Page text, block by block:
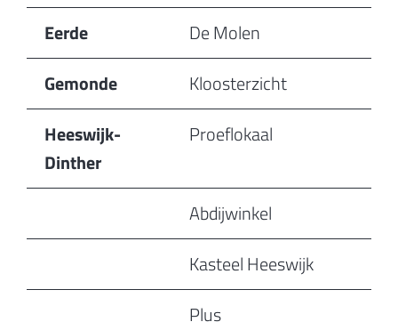
Eerde
De Molen
Gemonde
Kloosterzicht
Heeswijk-
Dinther
Proeflokaal
Abdijwinkel
Kasteel Heeswijk
Plus